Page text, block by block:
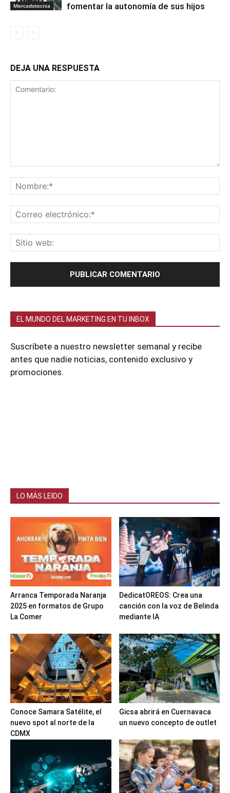
Mercadotecnia
fomentar la autonomía de sus hijos
DEJA UNA RESPUESTA
EL MUNDO DEL MARKETING EN TU INBOX
Suscríbete a nuestro newsletter semanal y recibe
antes que nadie noticias, contenido exclusivo y
promociones.
LO MÁS LEIDO
Arranca Temporada Naranja
2025 en formatos de Grupo
La Comer
DedicatOREOS: Crea una
canción con la voz de Belinda
mediante IA
Conoce Samara Satélite, el
nuevo spot al norte de la
CDMX
Gicsa abrirá en Cuernavaca
un nuevo concepto de outlet